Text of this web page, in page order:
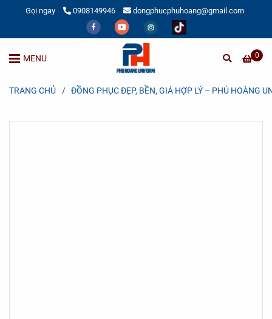
Gọi ngay 0908149946 dongphucphuhoang@gmail.com
0
MENU
TRANG CHỦ / ĐỒNG PHỤC ĐẸP, BỀN, GIÁ HỢP LÝ – PHÚ HOÀNG